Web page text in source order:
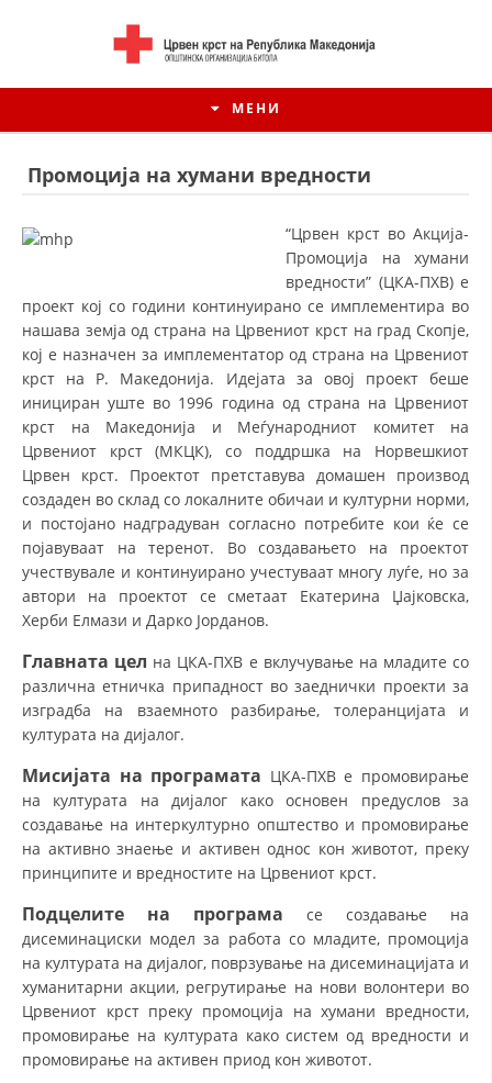
МЕНИ
ИСТОРИЈАТ НА ЦКРМ
ИСТОРИЈАТ НА ДВИЖЕЊЕТО
СТРУКТУРА НА ОРГАНИЗАЦИЈАТА
КОНТАКТ ИНФОРМАЦИИ
ЧЛЕНСТВО ВО ПРОФЕСИОНАЛНИ ТЕЛА
ЗАКОН ЗА ЦКРМ
СТАТУТ НА ЦКРМ
ОРГАНИЗАЦИЈА И РАЗВОЈ
СОБРАНИЕ
СТРУКТУРА И ОРГАНИЗАЦИОНА ПОСТАВЕНОСТ
ДИСЕМИНАЦИЈА
MЕЃУНАРОДНО ХУМАНИТАРНО ПРАВО
Промоција на хумани вредности
“Црвен крст во Акција-
Промоција на хумани
вредности” (ЦКА-ПХВ) е
проект кој со години континуирано се имплементира во
нашава земја од страна на Црвениот крст на град Скопје,
кој е назначен за имплементатор од страна на Црвениот
крст на Р. Македонија. Идејата за овој проект беше
инициран уште во 1996 година од страна на Црвениот
крст на Македонија и Меѓународниот комитет на
Црвениот крст (МКЦК), со поддршка на Норвешкиот
Црвен крст. Проектот претставува домашен производ
создаден во склад со локалните обичаи и културни норми,
и постојано надградуван согласно потребите кои ќе се
појавуваат на теренот. Во создавањето на проектот
учествувале и континуирано учестуваат многу луѓе, но за
автори на проектот се сметаат Екатерина Џајковска,
Херби Елмази и Дарко Јорданов.
Главната цел на ЦКА-ПХВ е вклучување на младите со
различна етничка припадност во заеднички проекти за
изградба на взаемното разбирање, толеранцијата и
културата на дијалог.
Мисијата на програмата ЦКА-ПХВ е промовирање
на културата на дијалог како основен предуслов за
создавање на интеркултурно општество и промовирање
на активно знаење и активен однос кон животот, преку
принципите и вредностите на Црвениот крст.
Подцелите на програма се создавање на
дисеминациски модел за работа со младите, промоција
на културата на дијалог, поврзување на дисеминацијата и
хуманитарни акции, регрутирање на нови волонтери во
Црвениот крст преку промоција на хумани вредности,
промовирање на културата како систем од вредности и
промовирање на активен приод кон животот.